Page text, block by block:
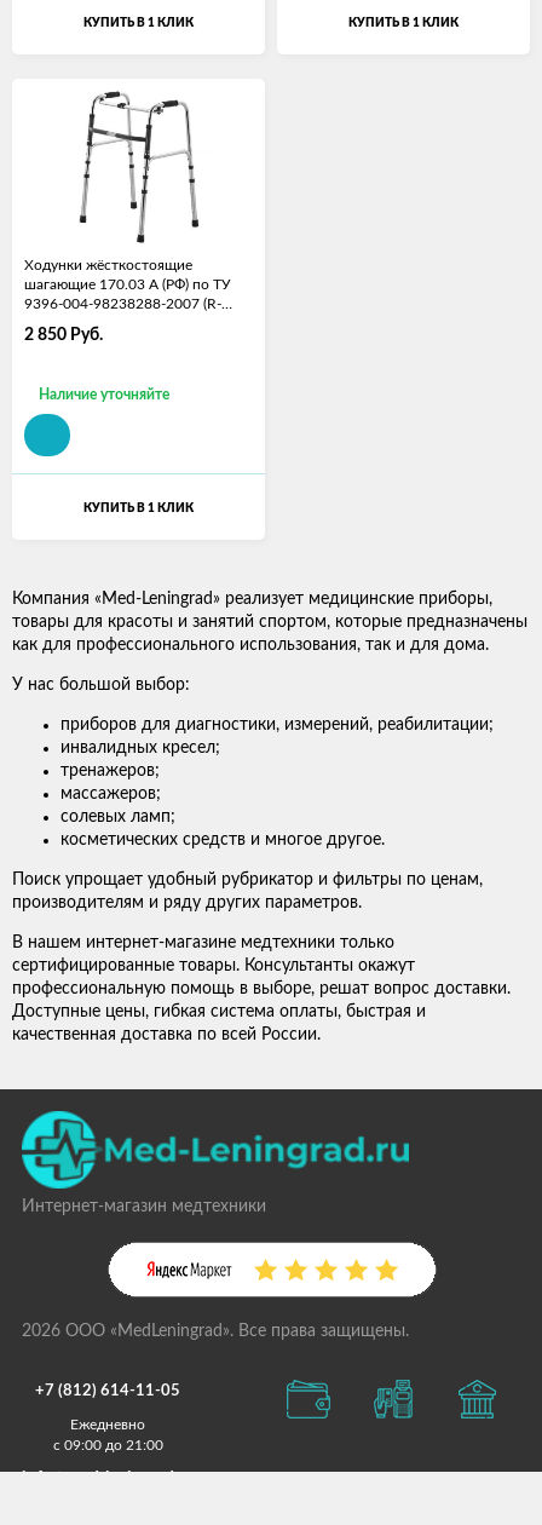
КУПИТЬ В 1 КЛИК КУПИТЬ В 1 КЛИК
Ходунки жёсткостоящие
шагающие 170.03 А (РФ) по ТУ
9396-004-98238288-2007 (R-
2 850 Руб.
Наличие уточняйте
КУПИТЬ В 1 КЛИК
Компания «Med-Leningrad» реализует медицинские приборы,
товары для красоты и занятий спортом, которые предназначены
как для профессионального использования, так и для дома.
У нас большой выбор:
приборов для диагностики, измерений, реабилитации;
инвалидных кресел;
тренажеров;
массажеров;
солевых ламп;
косметических средств и многое другое.
Поиск упрощает удобный рубрикатор и фильтры по ценам,
производителям и ряду других параметров.
В нашем интернет-магазине медтехники только
сертифицированные товары. Консультанты окажут
профессиональную помощь в выборе, решат вопрос доставки.
Доступные цены, гибкая система оплаты, быстрая и
качественная доставка по всей России.
Интернет-магазин медтехники
2026 ООО «MedLeningrad». Все права защищены.
+7 (812) 614-11-05
Ежедневно
с 09:00 до 21:00